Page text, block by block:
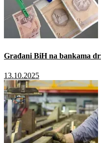
Građani BiH na bankama
13.10.2025